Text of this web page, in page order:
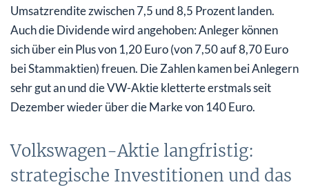
Umsatzrendite zwischen 7,5 und 8,5 Prozent landen.
Auch die Dividende wird angehoben: Anleger können
sich über ein Plus von 1,20 Euro (von 7,50 auf 8,70 Euro
bei Stammaktien) freuen. Die Zahlen kamen bei Anlegern
sehr gut an und die VW-Aktie kletterte erstmals seit
Dezember wieder über die Marke von 140 Euro.
Volkswagen-Aktie langfristig:
strategische Investitionen und das